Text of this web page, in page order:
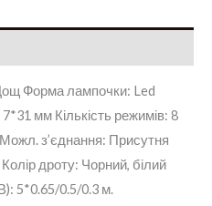
Форма лампочки: Led
мм Кількість режимів: 8
з’єднання: Присутня
дроту: Чорний, білий
5*0.65/0.5/0.3 м.